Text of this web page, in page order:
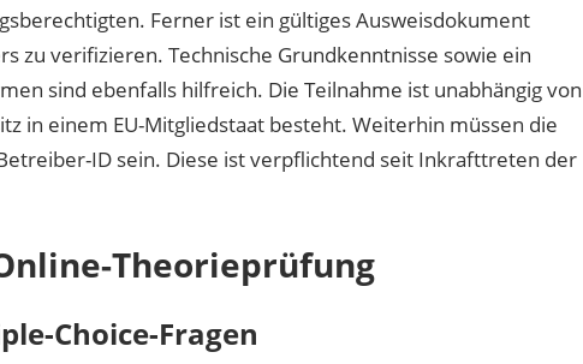
Ferner ist ein gültiges Ausweisdokument
zu verifizieren. Technische Grundkenntnisse sowie ein
sind ebenfalls hilfreich. Die Teilnahme ist unabhängig von
in einem EU-Mitgliedstaat besteht. Weiterhin müssen die
ID sein. Diese ist verpflichtend seit Inkrafttreten der
Theorieprüfung
Choice-Fragen